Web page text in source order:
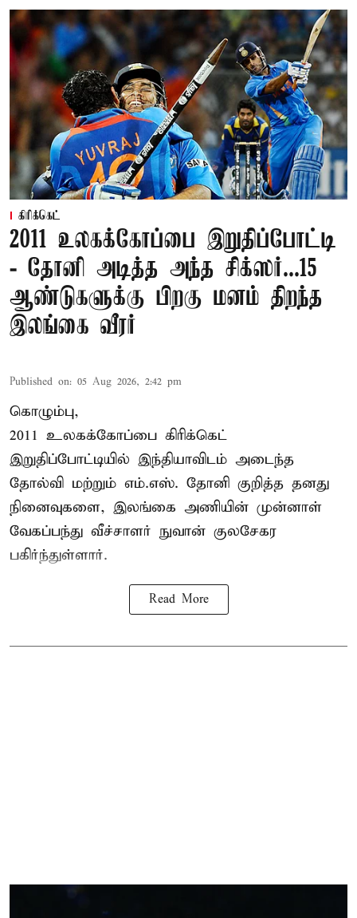
கிரிக்கெட்
2011 உலகக்கோப்பை இறுதிப்போட்டி
- தோனி அடித்த அந்த சிக்ஸர்...15
ஆண்டுகளுக்கு பிறகு மனம் திறந்த
இலங்கை வீரர்
Published on: 05 Aug 2026, 2:42 pm
கொழும்பு,
2011 உலகக்கோப்பை கிரிக்கெட்
இறுதிப்போட்டியில் இந்தியாவிடம் அடைந்த
தோல்வி மற்றும் எம்.எஸ். தோனி குறித்த தனது
நினைவுகளை, இலங்கை அணியின் முன்னாள்
வேகப்பந்து வீச்சாளர் நுவான் குலசேகர
பகிர்ந்துள்ளார்.
Read More